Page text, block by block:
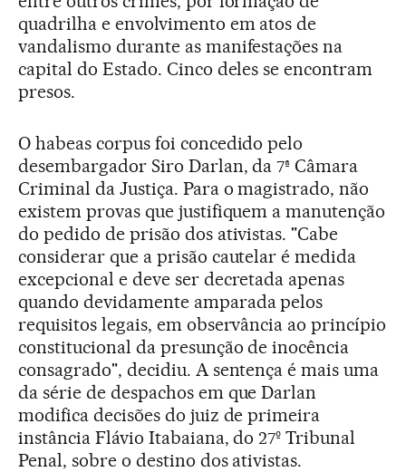
quadrilha e envolvimento em atos de
vandalismo durante as manifestações na
capital do Estado. Cinco deles se encontram
presos.
O habeas corpus foi concedido pelo
desembargador Siro Darlan, da 7ª Câmara
Criminal da Justiça. Para o magistrado, não
existem provas que justifiquem a manutenção
do pedido de prisão dos ativistas. "Cabe
considerar que a prisão cautelar é medida
excepcional e deve ser decretada apenas
quando devidamente amparada pelos
requisitos legais, em observância ao princípio
constitucional da presunção de inocência
consagrado", decidiu. A sentença é mais uma
da série de despachos em que Darlan
modifica decisões do juiz de primeira
instância Flávio Itabaiana, do 27º Tribunal
Penal, sobre o destino dos ativistas.